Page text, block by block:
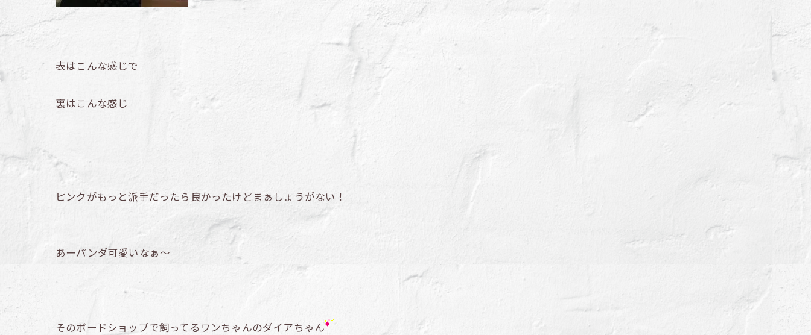
表はこんな感じで
裏はこんな感じ
ピンクがもっと派手だったら良かったけどまぁしょうがない！
あーパンダ可愛いなぁ～
そのボードショップで飼ってるワンちゃんのダイアちゃん